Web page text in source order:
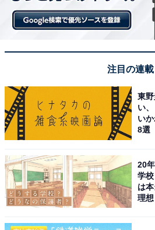
楽天トラベルでクーポ
※掲載されている情報は記事公開
じめご了承ください。また、記
すると、売上の一部がオールアバ
があります。
この記事の執筆者：
いもの部
注目の連載
東
い
い
8選
20
学
は
理